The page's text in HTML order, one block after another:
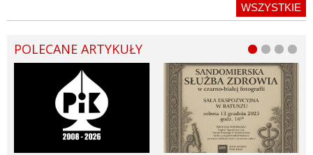
WSZYSTKIE
POLECANE ARTYKUŁY